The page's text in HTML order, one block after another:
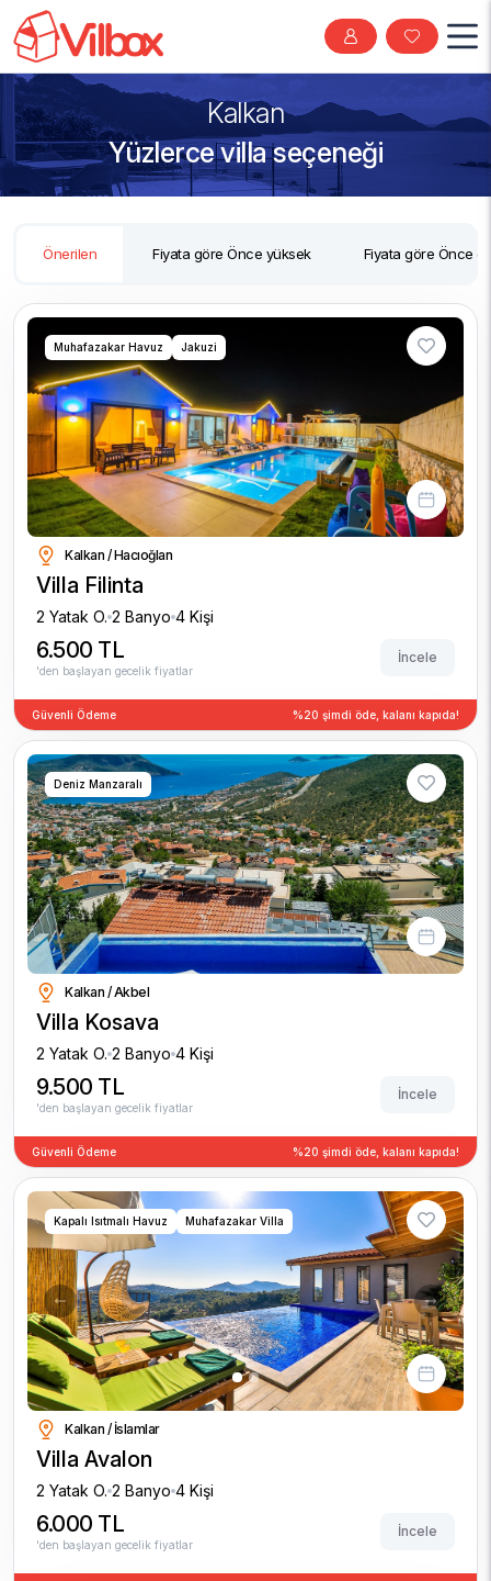
Kalkan
Yüzlerce villa seçeneği
Önerilen Fiyata göre Önce yüksek Fiyata göre Önce
Muhafazakar Havuz Jakuzi
Kalkan / Hacıoğlan
Villa Filinta
2 Yatak O. 2 Banyo 4 Kişi
6.500 TL
'den başlayan gecelik fiyatlar
İncele
Güvenli Ödeme %20 şimdi öde, kalanı kapıda!
Deniz Manzaralı
Kalkan / Akbel
Villa Kosava
2 Yatak O. 2 Banyo 4 Kişi
9.500 TL
'den başlayan gecelik fiyatlar
İncele
Güvenli Ödeme %20 şimdi öde, kalanı kapıda!
Previous Next
Kapalı Isıtmalı Havuz Muhafazakar Villa
Kalkan / İslamlar
Villa Avalon
2 Yatak O. 2 Banyo 4 Kişi
6.000 TL
'den başlayan gecelik fiyatlar
İncele